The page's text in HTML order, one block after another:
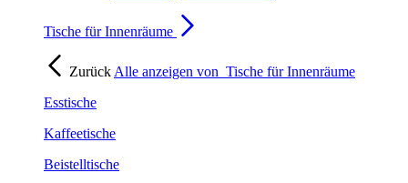
Tische für Innenräume
Zurück Alle anzeigen von Tische für Innenräume
Esstische
Kaffeetische
Beistelltische